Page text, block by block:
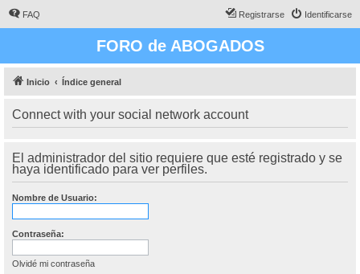
FAQ Identificarse
Registrarse
FORO de ABOGADOS
Inicio Índice general
Connect with your social network account
El administrador del sitio requiere que esté registrado y se
haya identificado para ver perfiles.
Nombre de Usuario:
Contraseña:
Olvidé mi contraseña